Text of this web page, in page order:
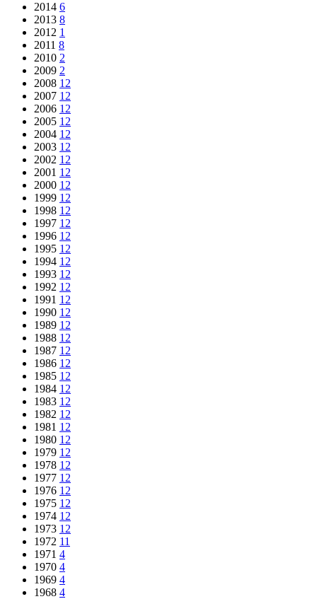
2014 6
2013 8
2012 1
2011 8
2010 2
2009 2
2008 12
2007 12
2006 12
2005 12
2004 12
2003 12
2002 12
2001 12
2000 12
1999 12
1998 12
1997 12
1996 12
1995 12
1994 12
1993 12
1992 12
1991 12
1990 12
1989 12
1988 12
1987 12
1986 12
1985 12
1984 12
1983 12
1982 12
1981 12
1980 12
1979 12
1978 12
1977 12
1976 12
1975 12
1974 12
1973 12
1972 11
1971 4
1970 4
1969 4
1968 4